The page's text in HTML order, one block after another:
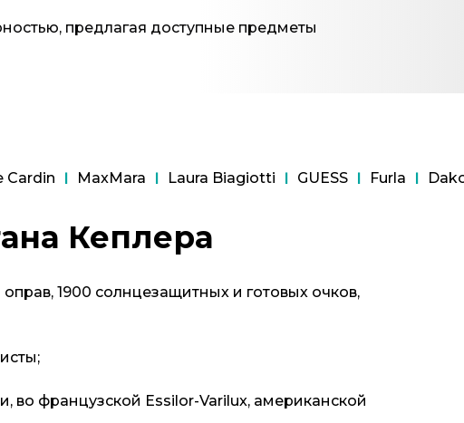
предлагая доступные предметы
Cardin MaxMara Laura Biagiotti GUESS Furla
1900 солнцезащитных и готовых очков,
французской Essilor-Varilux, американской
Кеплера